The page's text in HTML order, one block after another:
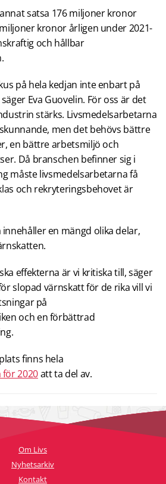
satsa 176 miljoner kronor
kronor årligen under 2021-
och hållbar
på hela kedjan inte enbart på
Eva Guovelin. För oss är det
stärks. Livsmedelsarbetarna
men det behövs bättre
en bättre arbetsmiljö och
Då branschen befinner sig i
måste livsmedelsarbetarna få
och rekryteringsbehovet är
en mängd olika delar,
effekterna är vi kritiska till, säger
slopad värnskatt för de rika vill vi
på
och en förbättrad
finns hela
2020att ta del av.
Om Livs
Nyhetsarkiv
Kontakt